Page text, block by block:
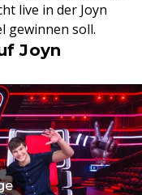
live in der Joyn
gewinnen soll.
Joyn